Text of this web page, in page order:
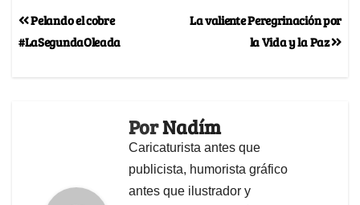
La valiente Peregrinación por
la Vida y la Paz
Pelando el cobre
#LaSegundaOleada
PorNadím
Caricaturista antes que
publicista, humorista gráfico
antes que ilustrador y